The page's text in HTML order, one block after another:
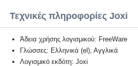
Τεχνικές πληροφορίες Joxi
Άδεια χρήσης λογισμικού: FreeWare
Γλώσσες: Ελληνικά (el), Αγγλικά
Λογισμικό εκδότη: Joxi